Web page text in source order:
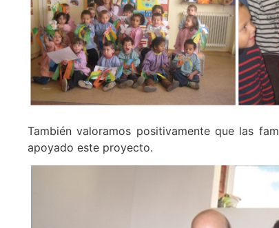
También valoramos positivamente que las
apoyado este proyecto.